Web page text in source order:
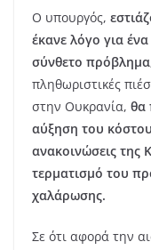
Ο υπουργός,
έκανε λόγο για
σύνθετο
πληθωριστικές
στην Ουκρανία, θα
αύξηση του
ανακοινώσεις της
τερματισμό του
χαλάρωσης.
Σε ότι αφορά την